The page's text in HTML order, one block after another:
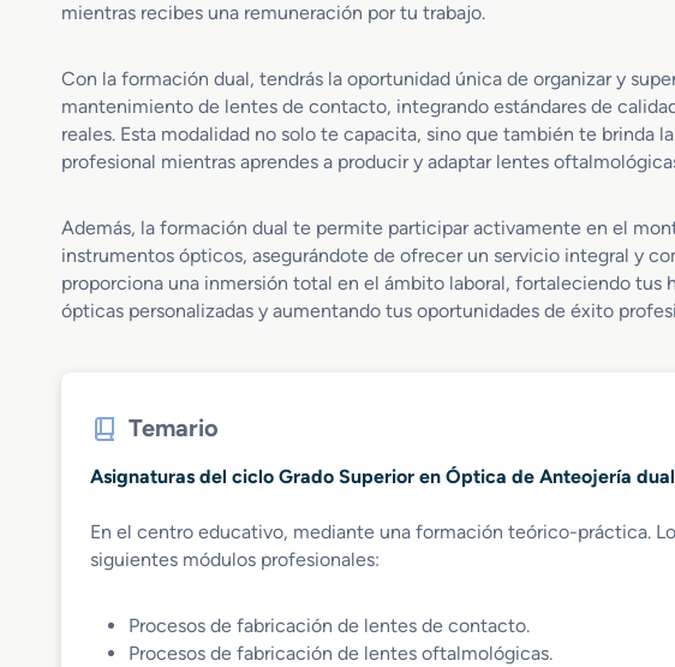
mientras recibes una remuneración por tu trabajo.
Con la formación dual, tendrás la oportunidad única de organizar y
mantenimiento de lentes de contacto, integrando estándares de
reales. Esta modalidad no solo te capacita, sino que también te brinda
profesional mientras aprendes a producir y adaptar lentes
Además, la formación dual te permite participar activamente en el
instrumentos ópticos, asegurándote de ofrecer un servicio integral y
proporciona una inmersión total en el ámbito laboral, fortaleciendo tus
ópticas personalizadas y aumentando tus oportunidades de éxito
Temario
Asignaturas del ciclo Grado Superior en Óptica de Anteojería dual
En el centro educativo, mediante una formación teórico-práctica.
siguientes módulos profesionales:
Procesos de fabricación de lentes de contacto.
Procesos de fabricación de lentes oftalmológicas.